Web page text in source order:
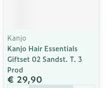
Kanjo
Kanjo Hair Essentials
Giftset 02 Sandst. T. 3
Prod
€ 29,90